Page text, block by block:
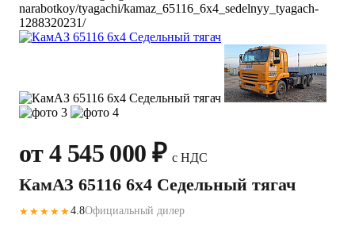
narabotkoy/tyagachi/kamaz_65116_6x4_sedelnyy_tyagach-
1288320231/
от 4 545 000 ₽с НДС
КамАЗ 65116 6x4 Седельный тягач
★★★★★4.8Официальный дилер